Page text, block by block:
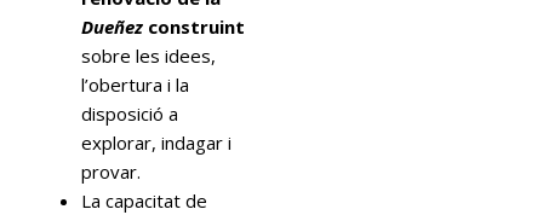
Dueñez construint
sobre les idees,
l’obertura i la
disposició a
explorar, indagar i
provar.
La capacitat de